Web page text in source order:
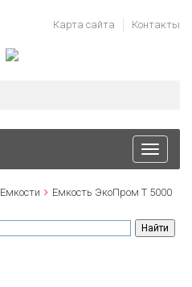
Карта сайта Контакты
Toggle
Емкости
Емкость ЭкоПром T 5000